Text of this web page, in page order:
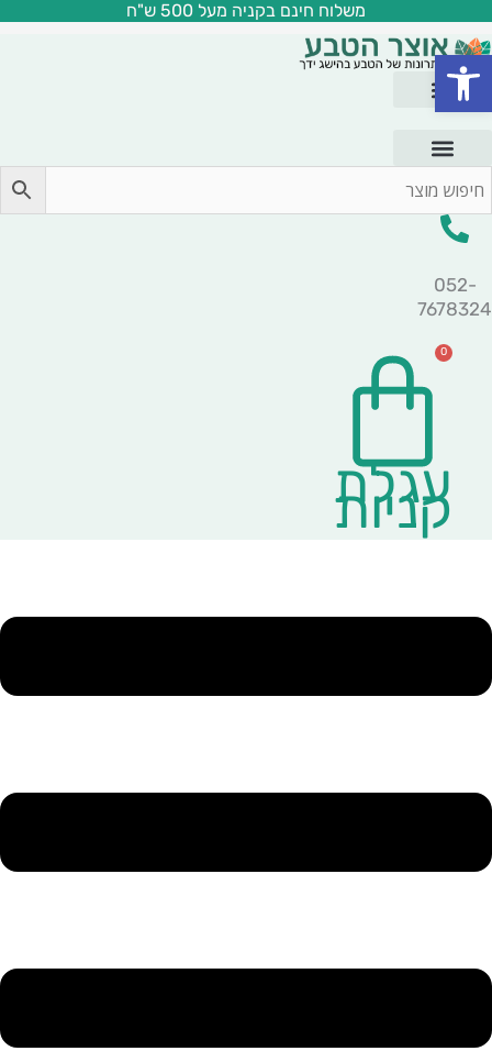
פתח סרגל נגישות
לתוכן
משלוח חינם בקניה מעל 500 ש"ח
052-
7678324
0
עגלת
קניות